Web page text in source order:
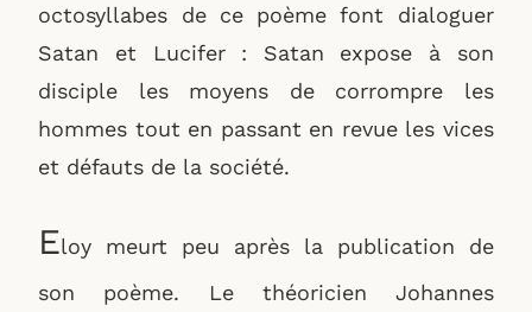
octosyllabes de ce poème font dialoguer
Satan et Lucifer : Satan expose à son
disciple les moyens de corrompre les
hommes tout en passant en revue les vices
et défauts de la société.
Eloy meurt peu après la publication de
son poème. Le théoricien Johannes